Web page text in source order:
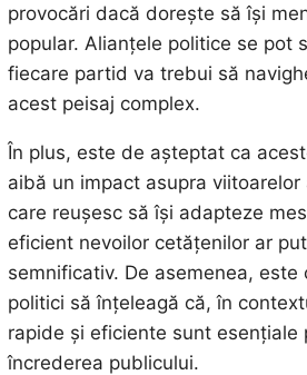
provocări dacă dorește să își
popular. Alianțele politice se pot
fiecare partid va trebui să
acest peisaj complex.
În plus, este de așteptat ca
aibă un impact asupra
care reușesc să își adapteze
eficient nevoilor cetățenilor ar
semnificativ. De asemenea, este
politici să înțeleagă că, în
rapide și eficiente sunt esențiale
încrederea publicului.